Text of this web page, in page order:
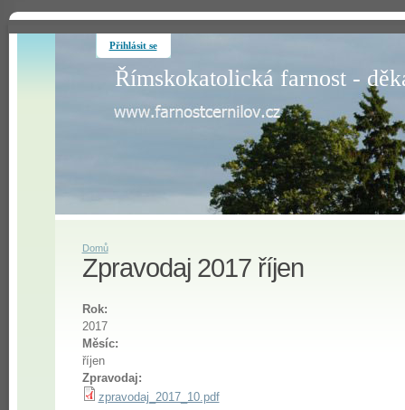
Přihlásit se
Římskokatolická farnost -
Domů
Zpravodaj 2017 říjen
Rok:
2017
Měsíc:
říjen
Zpravodaj:
zpravodaj_2017_10.pdf